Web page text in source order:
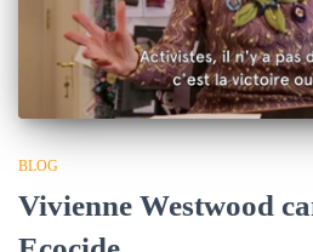
BLOG
Vivienne Westwood